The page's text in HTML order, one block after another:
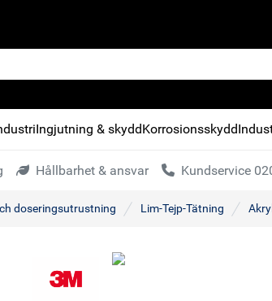
Ingjutning & skyddKorrosionsskydd
Hållbarhet & ansvar Kundservice
doseringsutrustning Lim-Tejp-Tätning